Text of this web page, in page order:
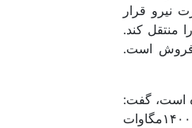
نیرو قرار
منتقل کند.
فروش است.
است، گفت:
تاکنون تقاضا برای احداث ۱۷‌هزار مگاوات توسط صنایع به وزارت نیرو ارائه شده است. همچنین حدود ۱۴۰۰مگاوات